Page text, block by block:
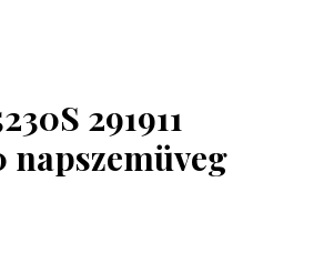
291911
napszemüveg